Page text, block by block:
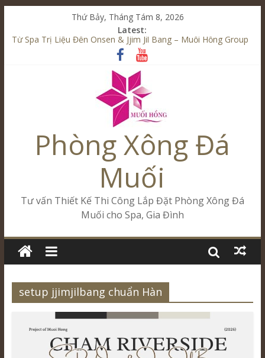
Thứ Bảy, Tháng Tám 8, 2026
Latest:
Từ Spa Trị Liệu Đến Onsen & Jjim Jil Bang – Muối Hồng Group
Kết Hợp Onsen & Jjim Jil Bang Trong Mô Hình Spa – Muối
Cham Riverside Onsen & Jjim Jil Bang Đà Nẵng Muối Hồng
Spa Jjim Jil Bang Kết Hợp Onsen – Kinh Doanh Chuẩn Sao –
Tăng Doanh Số Kinh Doanh Lắp Đặt Onsen & Jjim Jil Bang –
Muối Hồng Group
Phòng Xông Đá
Muối
Tư vấn Thiết Kế Thi Công Lắp Đặt Phòng Xông Đá
Muối cho Spa, Gia Đình
setup jjimjilbang chuẩn Hàn